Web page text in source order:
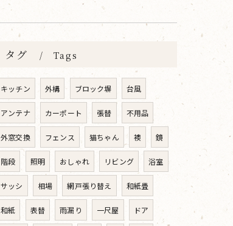
タグ Tags
キッチン 外構 ブロック塀 台風
アンテナ カーポート 張替 不用品
外窓交換 フェンス 猫ちゃん 襖 鏡
階段 照明 おしゃれ リビング 浴室
サッシ 相場 網戸張り替え 和紙畳
和紙 表替 雨漏り 一尺屋 ドア